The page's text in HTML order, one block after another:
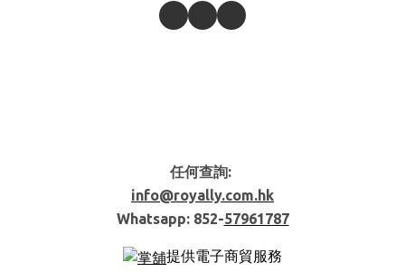
任何查詢:
info@royally.com.hk
Whatsapp: 852-57961787
提供電子商貿服務